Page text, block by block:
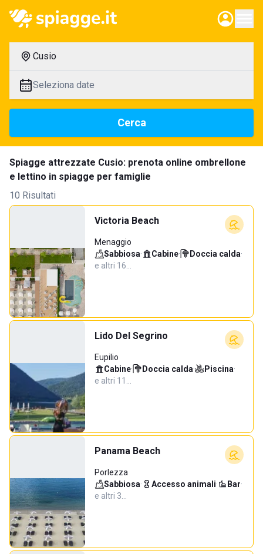
Cusio
Seleziona date
Cerca
Spiagge attrezzate Cusio: prenota online ombrellone
e lettino in spiagge per famiglie
10 Risultati
Victoria Beach
Menaggio
Sabbiosa· Cabine· Doccia calda·
e altri 16…
Lido Del Segrino
Eupilio
Cabine· Doccia calda· Piscina·
e altri 11…
Panama Beach
Porlezza
Sabbiosa· Accesso animali· Bar·
e altri 3…